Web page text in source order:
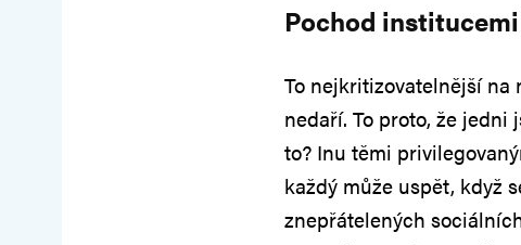
Pochod institucemi
To nejkritizovatelnější na
nedaří. To proto, že
to? Inu těmi
každý může uspět, když
znepřátelených